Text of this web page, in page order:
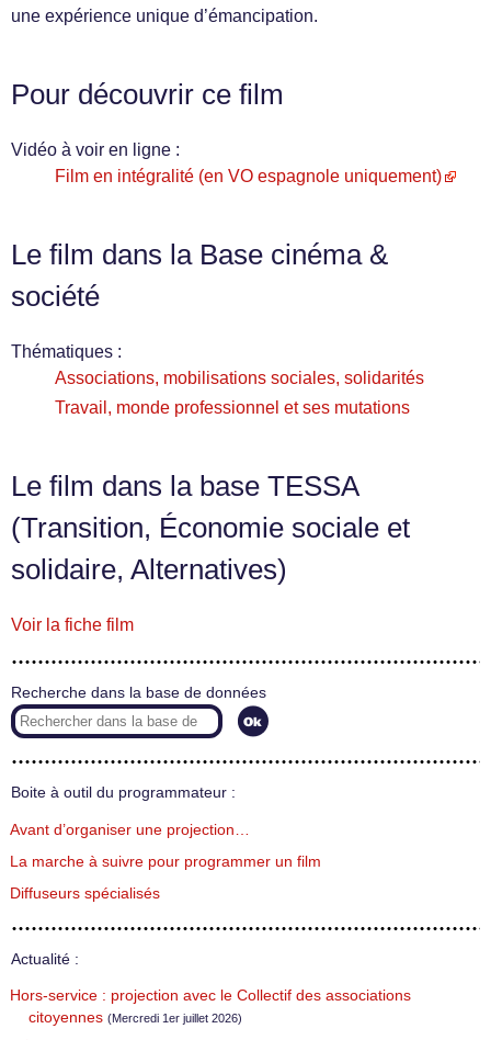
une expérience unique d’émancipation.
Pour découvrir ce film
Vidéo à voir en ligne :
Film en intégralité (en VO espagnole uniquement)
Le film dans la Base cinéma &
société
Thématiques :
Associations, mobilisations sociales, solidarités
Travail, monde professionnel et ses mutations
Le film dans la base TESSA
(Transition, Économie sociale et
solidaire, Alternatives)
Voir la fiche film
Recherche dans la base de données
Boite à outil du programmateur :
Avant d’organiser une projection…
La marche à suivre pour programmer un film
Diffuseurs spécialisés
Actualité :
Hors-service : projection avec le Collectif des associations
citoyennes (Mercredi 1er juillet 2026)